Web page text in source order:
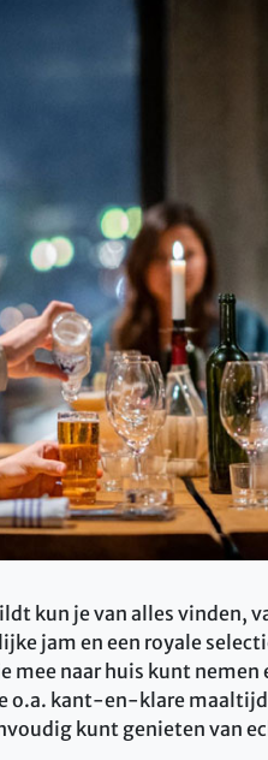
kun je van alles vinden,
jam en een royale
mee naar huis kunt
o.a. kant-en-klare
kunt genieten van